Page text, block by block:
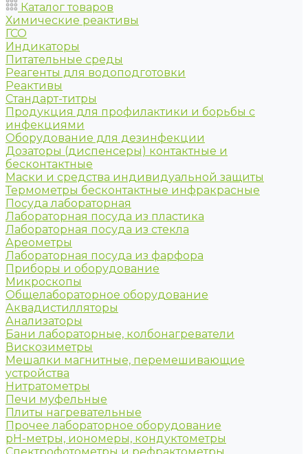
Каталог товаров
Химические реактивы
ГСО
Индикаторы
Питательные среды
Реагенты для водоподготовки
Реактивы
Стандарт-титры
Продукция для профилактики и борьбы с
инфекциями
Оборудование для дезинфекции
Дозаторы (диспенсеры) контактные и
бесконтактные
Маски и средства индивидуальной защиты
Термометры бесконтактные инфракрасные
Посуда лабораторная
Лабораторная посуда из пластика
Лабораторная посуда из стекла
Ареометры
Лабораторная посуда из фарфора
Приборы и оборудование
Микроскопы
Общелабораторное оборудование
Аквадистилляторы
Анализаторы
Бани лабораторные, колбонагреватели
Вискозиметры
Мешалки магнитные, перемешивающие
устройства
Нитратометры
Печи муфельные
Плиты нагревательные
Прочее лабораторное оборудование
рН-метры, иономеры, кондуктометры